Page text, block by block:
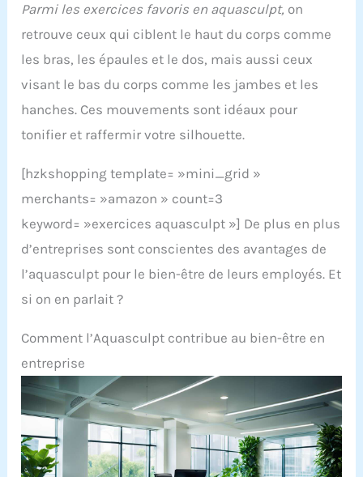
Parmi les exercices favoris en aquasculpt, on
retrouve ceux qui ciblent le haut du corps comme
les bras, les épaules et le dos, mais aussi ceux
visant le bas du corps comme les jambes et les
hanches. Ces mouvements sont idéaux pour
tonifier et raffermir votre silhouette.
[hzkshopping template= »mini_grid »
merchants= »amazon » count=3
keyword= »exercices aquasculpt »] De plus en plus
d’entreprises sont conscientes des avantages de
l’aquasculpt pour le bien-être de leurs employés. Et
si on en parlait ?
Comment l’Aquasculpt contribue au bien-être en
entreprise